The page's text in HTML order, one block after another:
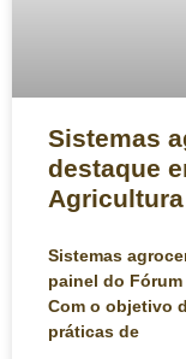
Sistemas
destaque
Agricultura
Sistemas
painel do
Com o objetivo
práticas de